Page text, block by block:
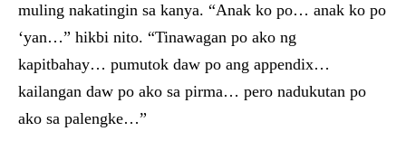
muling nakatingin sa kanya. “Anak ko po… anak ko po
‘yan…” hikbi nito. “Tinawagan po ako ng
kapitbahay… pumutok daw po ang appendix…
kailangan daw po ako sa pirma… pero nadukutan po
ako sa palengke…”